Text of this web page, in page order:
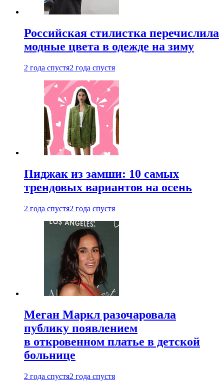
Российская стилистка перечислила
модные цвета в одежде на зиму
2 года спустя2 года спустя
Пиджак из замши: 10 самых
трендовых вариантов на осень
2 года спустя2 года спустя
Меган Маркл разочаровала
публику появлением
в откровенном платье в детской
больнице
2 года спустя2 года спустя